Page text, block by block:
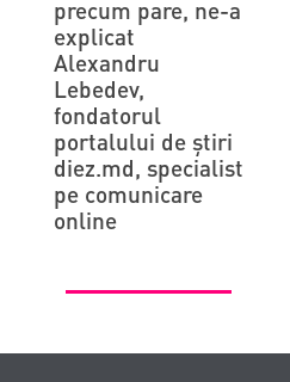
precum pare, ne-a
explicat
Alexandru
Lebedev,
fondatorul
portalului de știri
diez.md, specialist
pe comunicare
online